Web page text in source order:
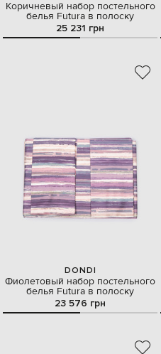
Коричневый набор постельного
белья Futura в полоску
25 231 грн
DONDI
Фиолетовый набор постельного
белья Futura в полоску
23 576 грн